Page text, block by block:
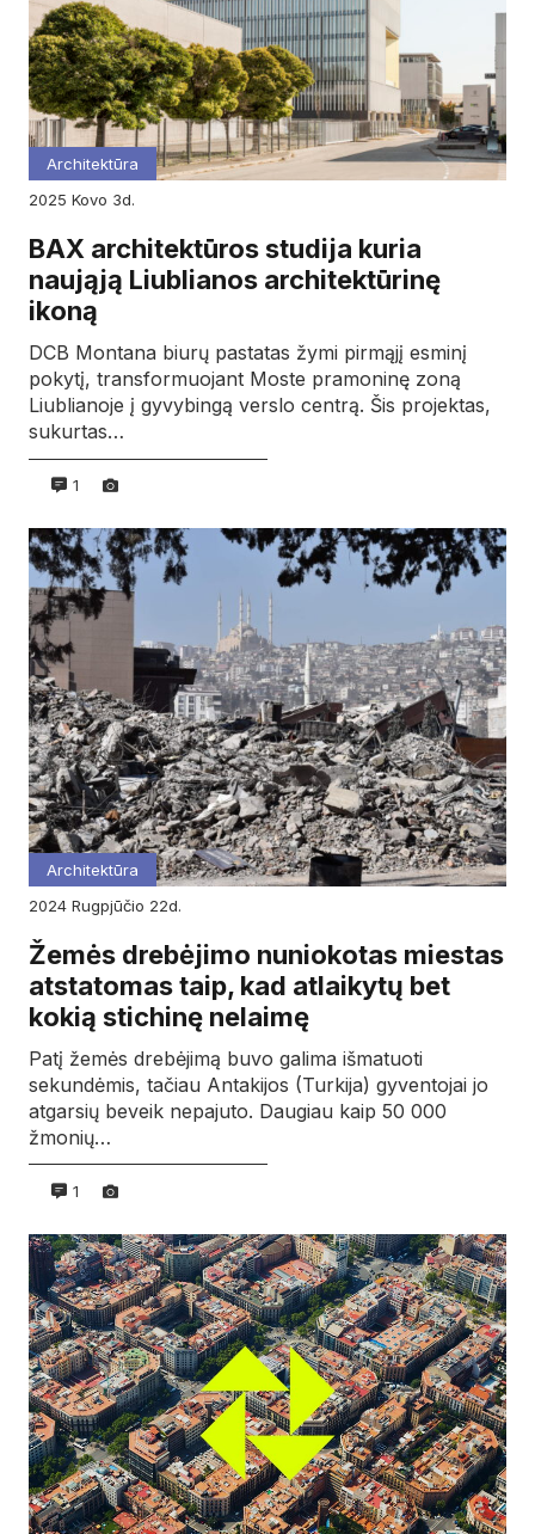
Architektūra
2025
kovo 3d.
BAX architektūros studija kuria
naująją Liublianos architektūrinę
ikoną
DCB Montana biurų pastatas žymi pirmąjį esminį
pokytį, transformuojant Moste pramoninę zoną
Liublianoje į gyvybingą verslo centrą. Šis projektas,
sukurtas…
1
Architektūra
2024
rugpjūčio 22d.
Žemės drebėjimo nuniokotas miestas
atstatomas taip, kad atlaikytų bet
kokią stichinę nelaimę
Patį žemės drebėjimą buvo galima išmatuoti
sekundėmis, tačiau Antakijos (Turkija) gyventojai jo
atgarsių beveik nepajuto. Daugiau kaip 50 000
žmonių…
1